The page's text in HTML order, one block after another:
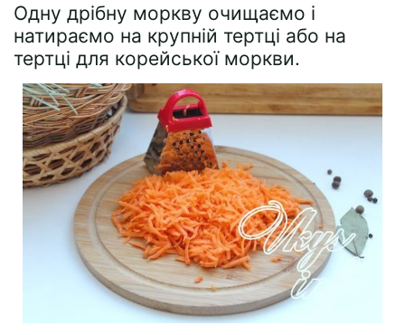
Одну дрібну моркву очищаємо і
натираємо на крупній тертці або на
тертці для корейської моркви.